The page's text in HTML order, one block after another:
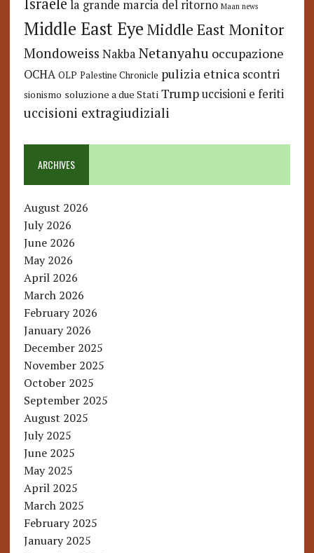
Israele la grande marcia del ritorno Maan news
Middle East Eye Middle East Monitor
Mondoweiss Nakba Netanyahu occupazione
OCHA OLP Palestine Chronicle pulizia etnica scontri
sionismo soluzione a due Stati Trump uccisioni e feriti
uccisioni extragiudiziali
ARCHIVES
August 2026
July 2026
June 2026
May 2026
April 2026
March 2026
February 2026
January 2026
December 2025
November 2025
October 2025
September 2025
August 2025
July 2025
June 2025
May 2025
April 2025
March 2025
February 2025
January 2025